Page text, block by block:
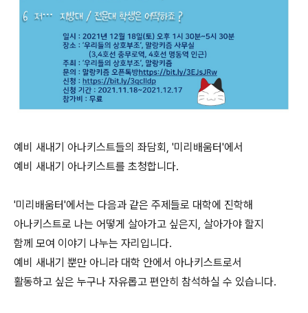
예비 새내기 아나키스트들의 좌담회, '미리배움터'에서
예비 새내기 아나키스트를 초청합니다.
'미리배움터'에서는 다음과 같은 주제들로 대학에 진학해
아나키스트로 나는 어떻게 살아가고 싶은지, 살아가야 할지
함께 모여 이야기 나누는 자리입니다.
예비 새내기 뿐만 아니라 대학 안에서 아나키스트로서
활동하고 싶은 누구나 자유롭고 편안히 참석하실 수 있습니다.